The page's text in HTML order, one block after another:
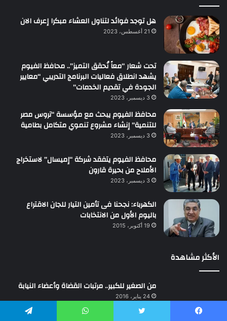
هل توجد فوائد لتناول العشاء مبكرا إعرف الان
21 أغسطس، 2023
تحت شعار “معاً نُحقق التميز”.. محافظ الفيوم
يشهد انطلاق فعاليات البرنامج التدريبي “معايير
الجودة في تقديم الخدمات”
3 ديسمبر، 2023
محافظ الفيوم يبحث مع مؤسسة “تروس مصر
للتنمية” إنشاء مشروع تنموي متكامل بطامية
3 ديسمبر، 2023
محافظ الفيوم يتفقد شركة “إميسال” لاستخراج
الأملاح من بحيرة قارون
3 ديسمبر، 2023
الكهرباء: نجحنا فى تأمين التيار للجان الاقتراع
باليوم الأول من الانتخابات
19 أكتوبر، 2015
الأكثر مشاهدة
من الصغير للكبير.. مرتبات القضاة وأعضاء النيابة
24 يناير، 2016
أثرياء الكهرباء يستولون على مساكن الكهرباء